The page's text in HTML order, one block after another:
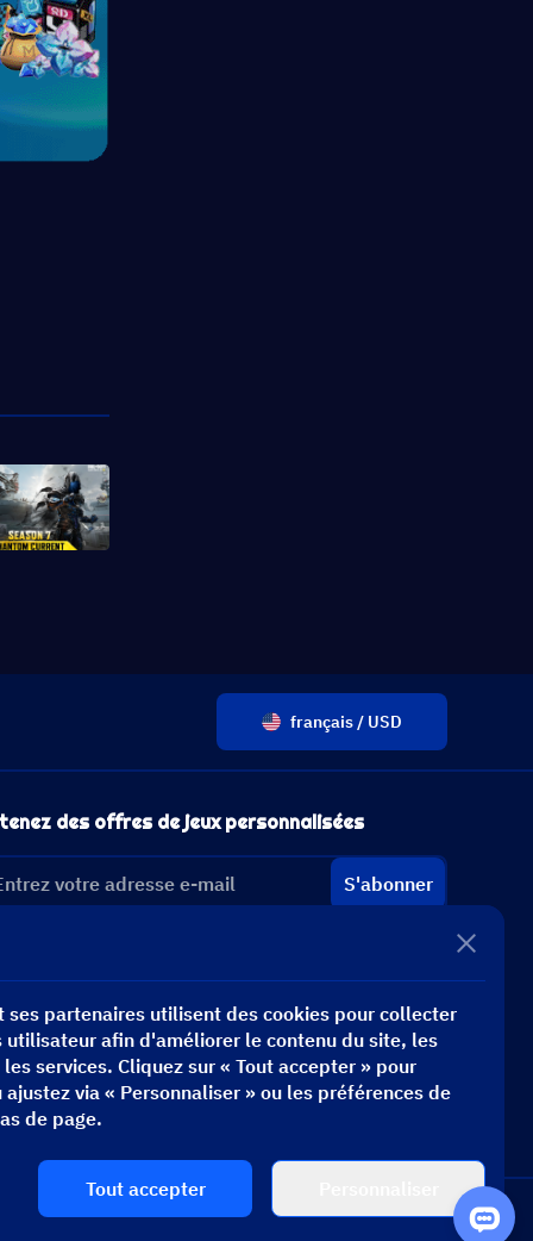
français / USD
des offres de jeux personnalisées
S'abonner
ses partenaires utilisent des cookies pour collecter
utilisateur afin d'améliorer le contenu du site, les
services. Cliquez sur « Tout accepter » pour
ajustez via « Personnaliser » ou les préférences de
de page.
Tout accepter